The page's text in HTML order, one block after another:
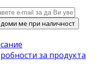
ме при наличност
за продукта